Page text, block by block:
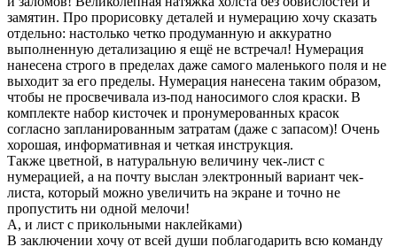
замятин. Про прорисовку деталей и нумерацию хочу сказать
отдельно: настолько четко продуманную и аккуратно
выполненную детализацию я ещё не встречал! Нумерация
нанесена строго в пределах даже самого маленького поля и не
выходит за его пределы. Нумерация нанесена таким образом,
чтобы не просвечивала из-под наносимого слоя краски. В
комплекте набор кисточек и пронумерованных красок
согласно запланированным затратам (даже с запасом)! Очень
хорошая, информативная и четкая инструкция.
Также цветной, в натуральную величину чек-лист с
нумерацией, а на почту выслан электронный вариант чек-
листа, который можно увеличить на экране и точно не
пропустить ни одной мелочи!
А, и лист с прикольными наклейками)
В заключении хочу от всей души поблагодарить всю команду